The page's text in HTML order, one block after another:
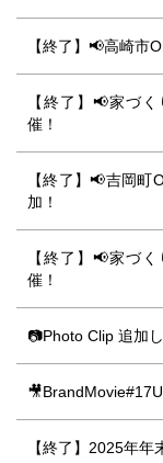
【終了】📢高崎市
【終了】📢家づ
催！
【終了】📢吉岡
加！
【終了】📢家づ
催！
📷Photo Clip 追加
【終了】2025年